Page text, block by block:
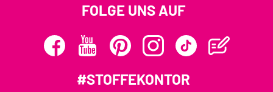
FOLGE UNS AUF
#STOFFEKONTOR